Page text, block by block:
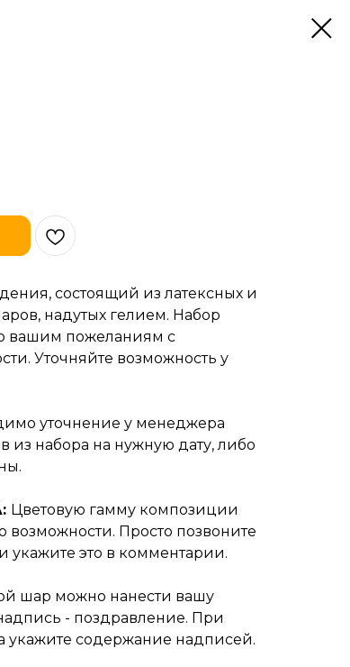
состоящий из латексных и
надутых гелием. Набор
вашим пожеланиям с
Уточняйте возможность у
уточнение у менеджера
из набора на нужную дату, либо
Цветовую гамму композиции
Просто позвоните
укажите это в комментарии.
шар можно нанести вашу
- поздравление. При
укажите содержание надписей.